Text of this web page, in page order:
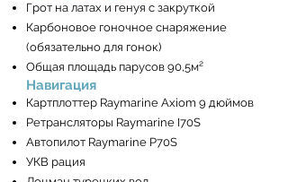
Грот на латах и генуя с закруткой
Карбоновое гоночное снаряжение
(обязательно для гонок)
Общая площадь парусов 90,5м²
Навигация
Картплоттер Raymarine Axiom 9 дюймов
Ретрансляторы Raymarine I70S
Автопилот Raymarine P70S
УКВ рация